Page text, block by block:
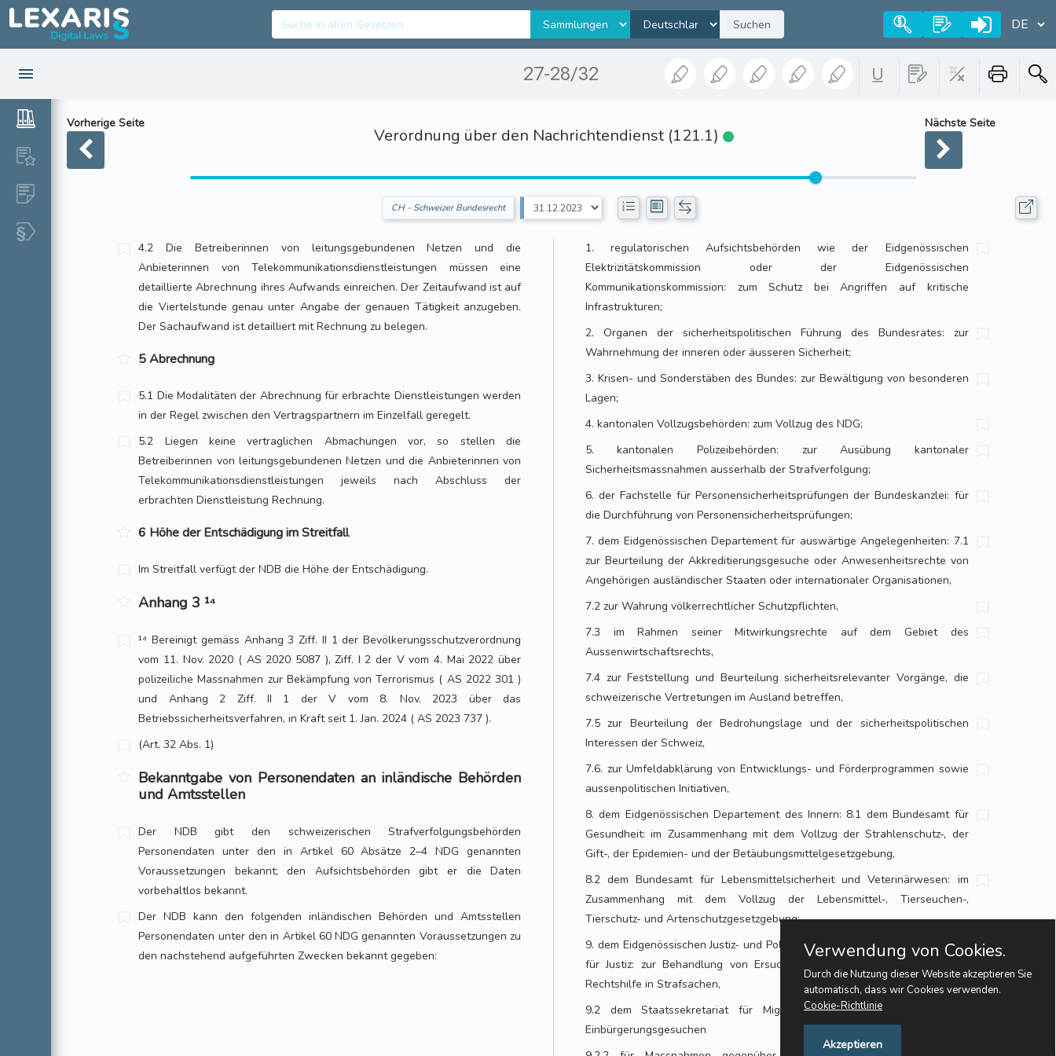
Suchen
27-28/32
Vorherige Seite
Verordnung über den Nachrichtendienst (121.1)
Nächste Seite
CH - Schweizer Bundesrecht
4.2 Die Betreiberinnen von leitungsgebundenen Netzen und die
Anbieterinnen von Telekommunikationsdienstleistungen müssen eine
detaillierte Abrechnung ihres Aufwands einreichen. Der Zeitaufwand ist auf
die Viertelstunde genau unter Angabe der genauen Tätigkeit anzugeben.
Der Sachaufwand ist detailliert mit Rechnung zu belegen.
5 Abrechnung
5.1 Die Modalitäten der Abrechnung für erbrachte Dienstleistungen werden
in der Regel zwischen den Vertragspartnern im Einzelfall geregelt.
5.2 Liegen keine vertraglichen Abmachungen vor, so stellen die
Betreiberinnen von leitungsgebundenen Netzen und die Anbieterinnen von
Telekommunikationsdienstleistungen jeweils nach Abschluss der
erbrachten Dienstleistung Rechnung.
6 Höhe der Entschädigung im Streitfall
Im Streitfall verfügt der NDB die Höhe der Entschädigung.
Anhang 3 ¹⁴
¹⁴ Bereinigt gemäss Anhang 3 Ziff. II 1 der Bevölkerungsschutzverordnung
vom 11. Nov. 2020 ( AS 2020 5087 ), Ziff. I 2 der V vom 4. Mai 2022 über
polizeiliche Massnahmen zur Bekämpfung von Terrorismus ( AS 2022 301 )
und Anhang 2 Ziff. II 1 der V vom 8. Nov. 2023 über das
Betriebssicherheitsverfahren, in Kraft seit 1. Jan. 2024 ( AS 2023 737 ).
(Art. 32 Abs. 1)
Bekanntgabe von Personendaten an inländische Behörden
und Amtsstellen
Der NDB gibt den schweizerischen Strafverfolgungsbehörden
Personendaten unter den in Artikel 60 Absätze 2–4 NDG genannten
Voraussetzungen bekannt; den Aufsichtsbehörden gibt er die Daten
vorbehaltlos bekannt.
Der NDB kann den folgenden inländischen Behörden und Amtsstellen
Personendaten unter den in Artikel 60 NDG genannten Voraussetzungen zu
den nachstehend aufgeführten Zwecken bekannt gegeben:
1. regulatorischen Aufsichtsbehörden wie der Eidgenössischen
Elektrizitätskommission oder der Eidgenössischen
Kommunikationskommission: zum Schutz bei Angriffen auf kritische
Infrastrukturen;
2. Organen der sicherheitspolitischen Führung des Bundesrates: zur
Wahrnehmung der inneren oder äusseren Sicherheit;
3. Krisen- und Sonderstäben des Bundes: zur Bewältigung von besonderen
Lagen;
4. kantonalen Vollzugsbehörden: zum Vollzug des NDG;
5. kantonalen Polizeibehörden: zur Ausübung kantonaler
Sicherheitsmassnahmen ausserhalb der Strafverfolgung;
6. der Fachstelle für Personensicherheitsprüfungen der Bundeskanzlei: für
die Durchführung von Personensicherheitsprüfungen;
7. dem Eidgenössischen Departement für auswärtige Angelegenheiten: 7.1
zur Beurteilung der Akkreditierungsgesuche oder Anwesenheitsrechte von
Angehörigen ausländischer Staaten oder internationaler Organisationen,
7.2 zur Wahrung völkerrechtlicher Schutzpflichten,
7.3 im Rahmen seiner Mitwirkungsrechte auf dem Gebiet des
Aussenwirtschaftsrechts,
7.4 zur Feststellung und Beurteilung sicherheitsrelevanter Vorgänge, die
schweizerische Vertretungen im Ausland betreffen,
7.5 zur Beurteilung der Bedrohungslage und der sicherheitspolitischen
Interessen der Schweiz,
7.6. zur Umfeldabklärung von Entwicklungs- und Förderprogrammen sowie
aussenpolitischen Initiativen,
8. dem Eidgenössischen Departement des Innern: 8.1 dem Bundesamt für
Gesundheit: im Zusammenhang mit dem Vollzug der Strahlenschutz-, der
Gift-, der Epidemien- und der Betäubungsmittelgesetzgebung,
8.2 dem Bundesamt für Lebensmittelsicherheit und Veterinärwesen: im
Zusammenhang mit dem Vollzug der Lebensmittel-, Tierseuchen-,
Tierschutz- und Artenschutzgesetzgebung;
9. dem Eidgenössischen Justiz- und Polizeidepartement: 9.1 dem Bundesamt
für Justiz: zur Behandlung von Ersuchen im Bereich der internationalen
Rechtshilfe in Strafsachen,
9.2 dem Staatssekretariat für Migration: 9.2.1 zur Behandlung von
Einbürgerungsgesuchen
Verwendung von Cookies.
Durch die Nutzung dieser Website akzeptieren Sie
automatisch, dass wir Cookies verwenden.
Cookie-Richtlinie
Akzeptieren